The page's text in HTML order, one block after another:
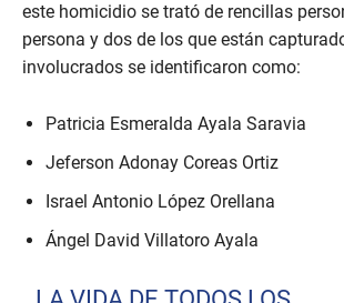
este homicidio se trató de rencillas
persona y dos de los que están
involucrados se identificaron como:
Patricia Esmeralda Ayala Saravia
Jeferson Adonay Coreas Ortiz
Israel Antonio López Orellana
Ángel David Villatoro Ayala